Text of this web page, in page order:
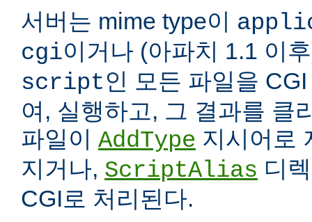
서버는 mime type이
cgi이거나 (아파치 1.1 이
script인 모든 파일을
여, 실행하고, 그 결과를 클
파일이 AddType 지시어로
지거나, ScriptAlias 디
CGI로 처리된다.